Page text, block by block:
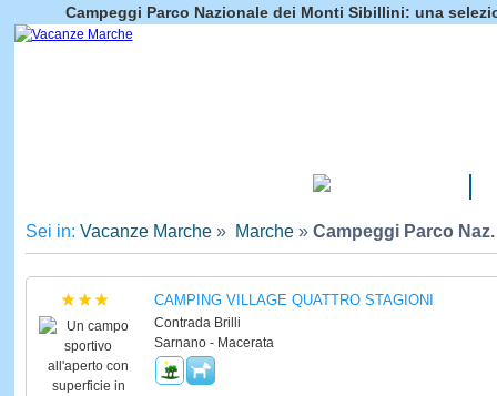
Campeggi Parco Nazionale dei Monti Sibillini: una
Sei in: Vacanze Marche» Marche» Campeggi Parco
CAMPING VILLAGE QUATTRO STAGIONI
Contrada Brilli
Sarnano - Macerata